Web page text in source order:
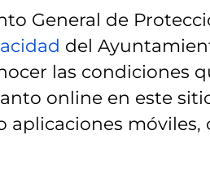
General de
del
las condiciones
online en este
aplicaciones móviles,